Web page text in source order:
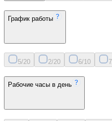
График работы
5/20 2/20 6/10
Рабочие часы в день